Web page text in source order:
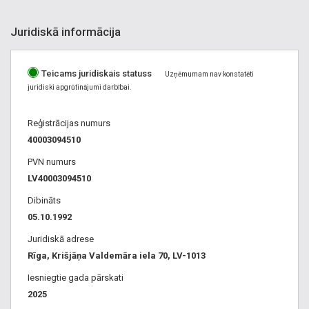
Juridiskā informācija
Teicams juridiskais statuss
Uzņēmumam nav konstatēti
juridiski apgrūtinājumi darbībai.
Reģistrācijas numurs
40003094510
PVN numurs
LV40003094510
Dibināts
05.10.1992
Juridiskā adrese
Rīga, Krišjāņa Valdemāra iela 70, LV-1013
Iesniegtie gada pārskati
2025